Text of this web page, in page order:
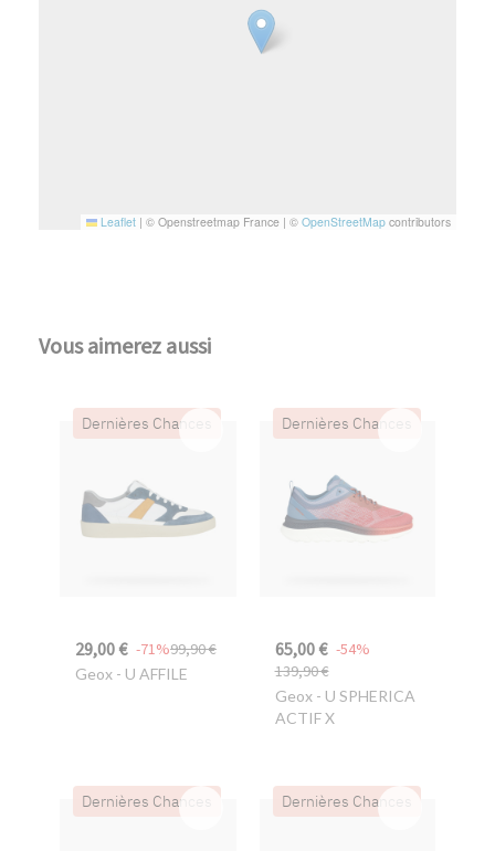
Leaflet | © Openstreetmap France | © OpenStreetMap contributors
Vous aimerez aussi
Dernières Chances
29,00 € 99,90 €
-71%
Geox - U AFFILE
Dernières Chances
65,00 €
139,90 €
-54%
Geox- U SPHERICA
ACTIF X
Dernières Chances Dernières Chances